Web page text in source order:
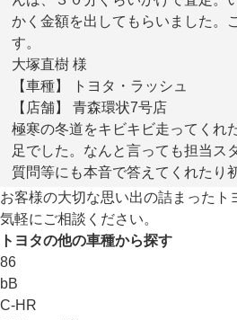
かく金額を出してもらいました。
す。
大塚直樹 様
【車種】 トヨタ・ラッシュ
【店舗】 青森環状7号店
極寒の冬道をキビキビ走ってくれ
足でした。なんと言っても担当ス
質問等にも本音で答えてくれたり
お客様の大切な思い出の詰まったト
気軽にご相談ください。
トヨタの他の車種から探す
86
bB
C-HR